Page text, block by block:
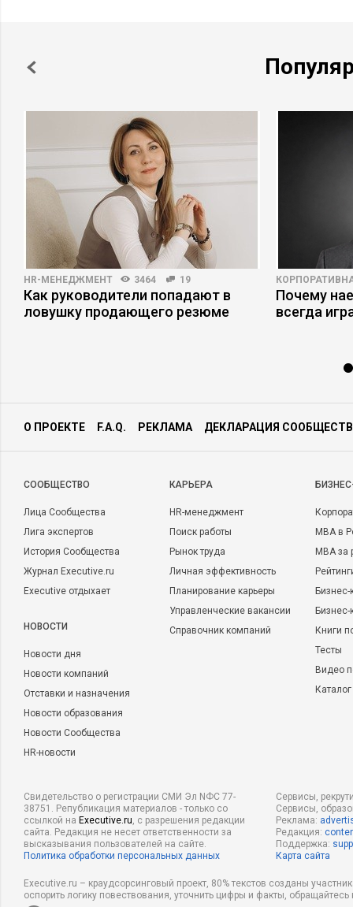
HR-МЕНЕДЖМЕНТ 3464 19
Как руководители попадают в
ловушку продающего резюме
Почему
всегда
О ПРОЕКТЕ F.A.Q. РЕКЛАМА ДЕКЛАРАЦИЯ
CООБЩЕСТВО
Лица Сообщества
Лига экспертов
История Сообщества
Журнал Executive.ru
Executive отдыхает
НОВОСТИ
Новости дня
Новости компаний
Отставки и назначения
Новости образования
Новости Сообщества
HR-новости
КАРЬЕРА
HR-менеджмент
Поиск работы
Рынок труда
Личная эффективность
Планирование карьеры
Управленческие вакансии
Справочник компаний
MBA в
MBA
Бизнес-
Книги
Тесты
Видео
Свидетельство о регистрации СМИ Эл NФС 77-
38751. Републикация материалов - только со
ссылкой на Executive.ru, с разрешения редакции
сайта. Редакция не несет ответственности за
высказывания пользователей на сайте.
Политика обработки персональных данных
Сервисы,
Сервисы,
Реклама:
Редакция:
Поддержка:
Карта сайта
Executive.ru – краудсорсинговый проект, 80% текстов созданы
оспорить логику повествования, уточнить цифры и факты,